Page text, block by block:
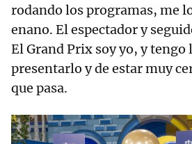
rodando los programas, me
enano. El espectador y
El Grand Prix soy yo, y tengo
presentarlo y de estar muy
que pasa.